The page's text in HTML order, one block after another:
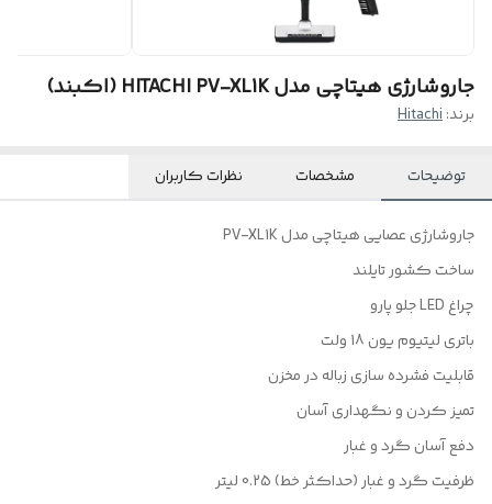
جاروشارژی هیتاچی مدل HITACHI PV-XL1K (اکبند)
برند:Hitachi
توضیحات مشخصات نظرات کاربران
جاروشارژی عصایی هیتاچی مدل PV-XL1K
ساخت کشور تایلند
چراغ LED جلو پارو
باتری لیتیوم یون 18 ولت
قابلیت فشرده سازی زباله در مخزن
تمیز کردن و نگهداری آسان
دفع آسان گرد و غبار
ظرفیت گرد و غبار (حداکثر خط) 0.25 لیتر